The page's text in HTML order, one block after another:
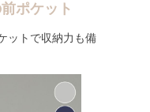
ポケット
ットで収納力も備